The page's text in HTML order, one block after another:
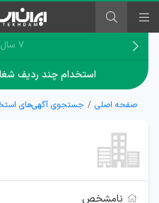
۷ سال پیش
استخدام چند ردیف
صفحه اصلی جستجوی آگهی‌های
نامشخص